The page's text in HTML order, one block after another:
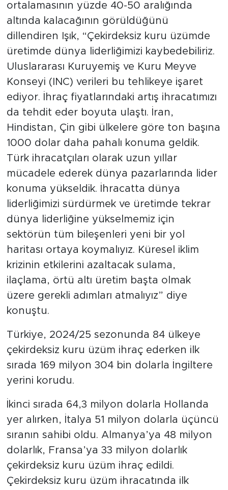
ortalamasının yüzde 40-50 aralığında
altında kalacağının görüldüğünü
dillendiren Işık, “Çekirdeksiz kuru üzümde
üretimde dünya liderliğimizi kaybedebiliriz.
Uluslararası Kuruyemiş ve Kuru Meyve
Konseyi (INC) verileri bu tehlikeye işaret
ediyor. İhraç fiyatlarındaki artış ihracatımızı
da tehdit eder boyuta ulaştı. İran,
Hindistan, Çin gibi ülkelere göre ton başına
1000 dolar daha pahalı konuma geldik.
Türk ihracatçıları olarak uzun yıllar
mücadele ederek dünya pazarlarında lider
konuma yükseldik. İhracatta dünya
liderliğimizi sürdürmek ve üretimde tekrar
dünya liderliğine yükselmemiz için
sektörün tüm bileşenleri yeni bir yol
haritası ortaya koymalıyız. Küresel iklim
krizinin etkilerini azaltacak sulama,
ilaçlama, örtü altı üretim başta olmak
üzere gerekli adımları atmalıyız” diye
konuştu.
Türkiye, 2024/25 sezonunda 84 ülkeye
çekirdeksiz kuru üzüm ihraç ederken ilk
sırada 169 milyon 304 bin dolarla İngiltere
yerini korudu.
İkinci sırada 64,3 milyon dolarla Hollanda
yer alırken, İtalya 51 milyon dolarla üçüncü
sıranın sahibi oldu. Almanya’ya 48 milyon
dolarlık, Fransa’ya 33 milyon dolarlık
çekirdeksiz kuru üzüm ihraç edildi.
Çekirdeksiz kuru üzüm ihracatında ilk